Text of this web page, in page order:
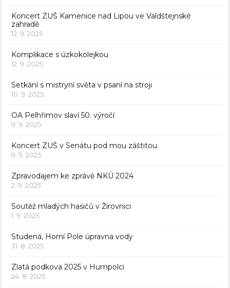
Koncert ZUŠ Kamenice nad Lipou ve Valdštejnské
zahradě
12. 9. 2025
Komplikace s úzkokolejkou
12. 9. 2025
Setkání s mistryní světa v psaní na stroji
10. 9. 2025
OA Pelhřimov slaví 50. výročí
9. 9. 2025
Koncert ZUŠ v Senátu pod mou záštitou
9. 9. 2025
Zpravodajem ke zprávě NKÚ 2024
2. 9. 2025
Soutěž mladých hasičů v Žirovnici
1. 9. 2025
Studená, Horní Pole úpravna vody
31. 8. 2025
Zlatá podkova 2025 v Humpolci
24. 8. 2025